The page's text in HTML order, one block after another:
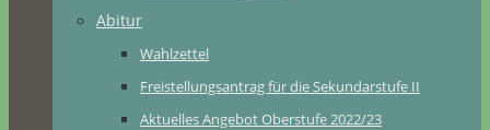
Abitur
Wahlzettel
Freistellungsantrag für die Sekundarstufe II
Aktuelles Angebot Oberstufe 2022/23